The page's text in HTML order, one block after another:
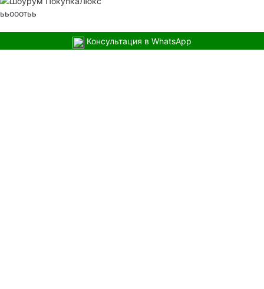
ььооотьь
Консультация в WhatsApp